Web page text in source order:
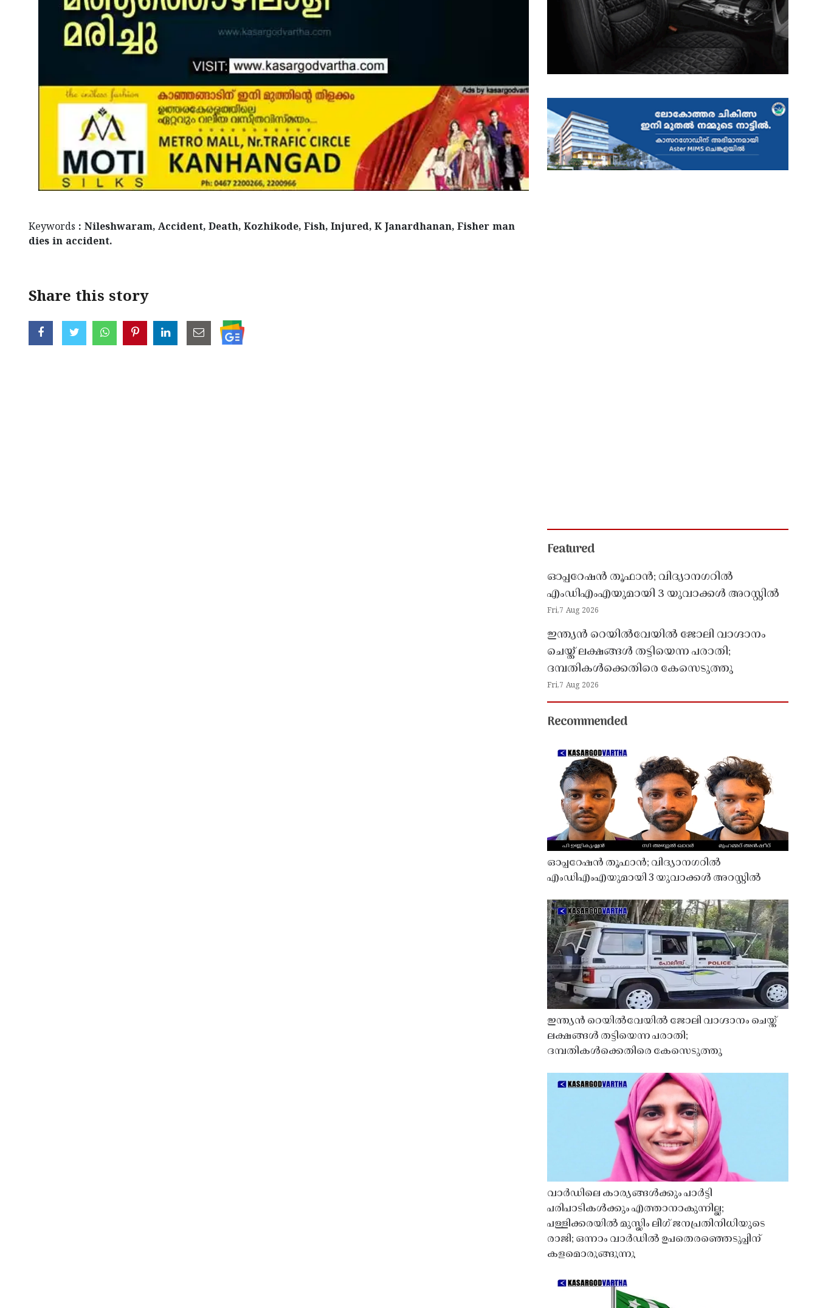
Keywords : Nileshwaram, Accident, Death, Kozhikode, Fish, Injured, K Janardhanan, Fisher man
dies in accident.
Share this story
Featured
ഓപ്പറേഷൻ തൂഫാൻ; വിദ്യാനഗറിൽ
എംഡിഎംഎയുമായി 3 യുവാക്കൾ അറസ്റ്റിൽ
Fri,7 Aug 2026
ഇന്ത്യൻ റെയിൽവേയിൽ ജോലി വാഗ്ദാനം
ചെയ്ത് ലക്ഷങ്ങൾ തട്ടിയെന്ന പരാതി;
ദമ്പതികൾക്കെതിരെ കേസെടുത്തു
Fri,7 Aug 2026
Recommended
ഓപ്പറേഷൻ തൂഫാൻ; വിദ്യാനഗറിൽ
എംഡിഎംഎയുമായി 3 യുവാക്കൾ അറസ്റ്റിൽ
ഇന്ത്യൻ റെയിൽവേയിൽ ജോലി വാഗ്ദാനം ചെയ്ത്
ലക്ഷങ്ങൾ തട്ടിയെന്ന പരാതി;
ദമ്പതികൾക്കെതിരെ കേസെടുത്തു
വാർഡിലെ കാര്യങ്ങൾക്കും പാർട്ടി
പരിപാടികൾക്കും എത്താനാകുന്നില്ല;
പള്ളിക്കരയിൽ മുസ്ലിം ലീഗ് ജനപ്രതിനിധിയുടെ
രാജി; ഒന്നാം വാർഡിൽ ഉപതെരഞ്ഞെടുപ്പിന്
കളമൊരുങ്ങുന്നു